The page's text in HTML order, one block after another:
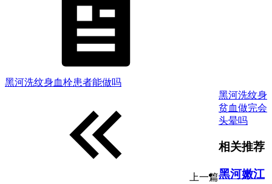
黑河洗纹身血栓患者能做吗
上一篇
黑河洗纹身
贫血做完会
头晕吗
相关推荐
黑河嫩江